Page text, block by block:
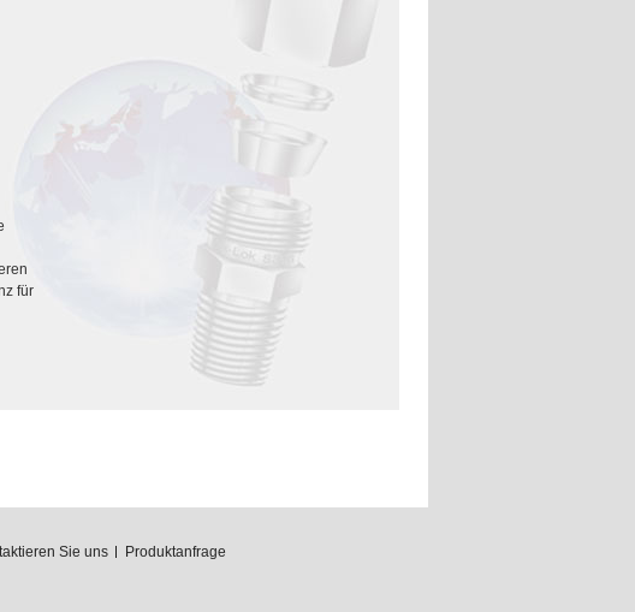
für
Sie uns
Produktanfrage